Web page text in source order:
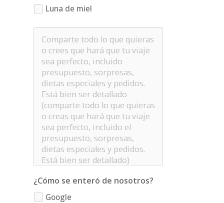
Luna de miel
¿Cómo se enteró de nosotros?
Google